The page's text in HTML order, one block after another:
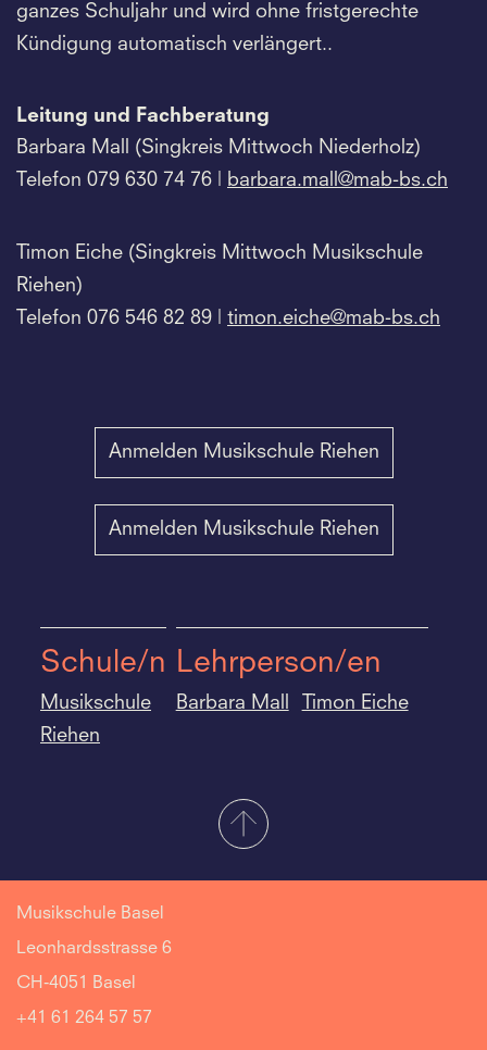
ganzes Schuljahr und wird ohne fristgerechte
Kündigung automatisch verlängert..
Leitung und Fachberatung
Barbara Mall (Singkreis Mittwoch Niederholz)
Telefon 079 630 74 76 |
barbara.mall@mab-bs.ch
Timon Eiche (Singkreis Mittwoch Musikschule
Riehen)
Telefon 076 546 82 89 | timon.eiche@mab-bs.ch
Anmelden Musikschule Riehen
Anmelden Musikschule Riehen
Schule/n
Musikschule
Riehen
Lehrperson/en
Barbara Mall Timon Eiche
Musikschule Basel
Leonhardsstrasse 6
CH-4051 Basel
+41 61 264 57 57